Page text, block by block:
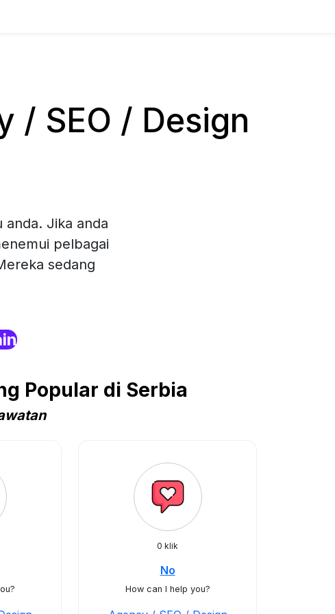
/ SEO / Design
Jika anda
pelbagai
sedang
Popular di Serbia
0 klik
No
How can I help you?